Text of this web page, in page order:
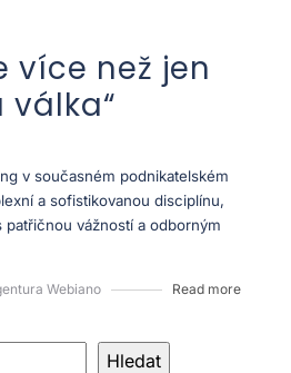
více než jen
válka“
v současném podnikatelském
a sofistikovanou disciplínu,
vážností a odborným
Webiano Read more
Hledat